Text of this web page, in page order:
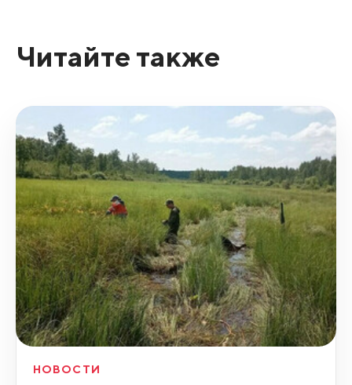
Читайте также
НОВОСТИ